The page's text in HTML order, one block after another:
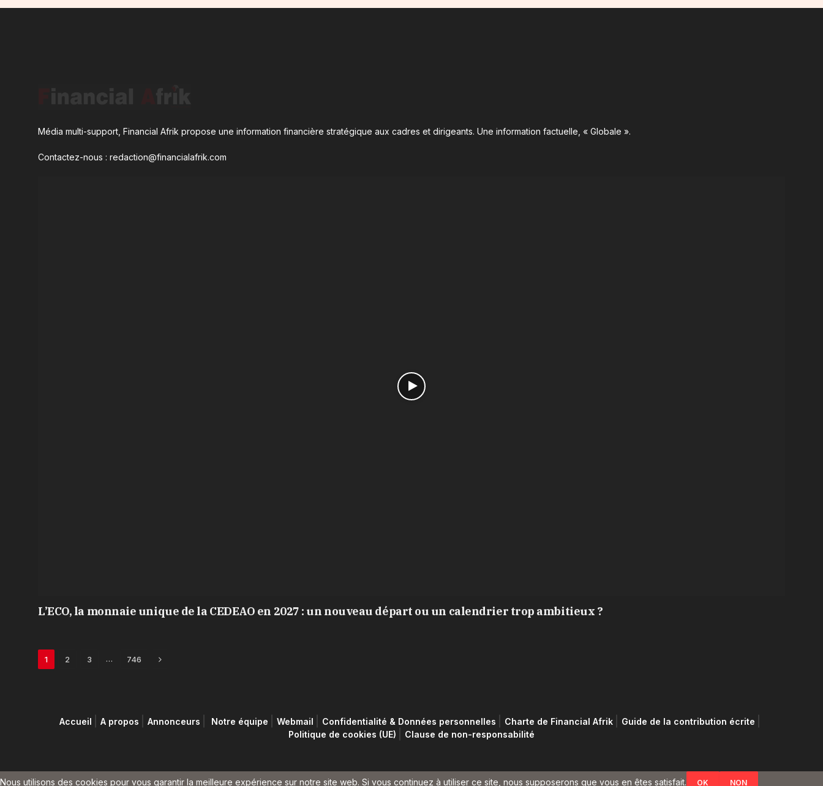
Média multi-support, Financial Afrik propose une information financière stratégique aux cadres et dirigeants. Une information factuelle, « Globale ».
Contactez-nous : redaction@financialafrik.com
L’ECO, la monnaie unique de la CEDEAO en 2027 : un nouveau départ ou un calendrier trop ambitieux ?
1 2 3 … 746 Next
Accueil A propos Annonceurs Notre équipe Webmail Confidentialité & Données personnelles Charte de Financial Afrik
Guide de la contribution écrite
Politique de cookies (UE)
Clause de non-responsabilité
Nous utilisons des cookies pour vous garantir la meilleure expérience sur notre site web. Si vous continuez à utiliser ce site, nous supposerons que vous en êtes satisfait. OK NON